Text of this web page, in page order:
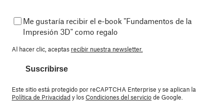
Me gustaría recibir el e-book "Fundamentos de la
Impresión 3D" como regalo
Al hacer clic, aceptas recibir nuestra newsletter.
Suscribirse
Este sitio está protegido por reCAPTCHA Enterprise y se aplican la
Política de Privacidady losCondiciones del serviciode Google.